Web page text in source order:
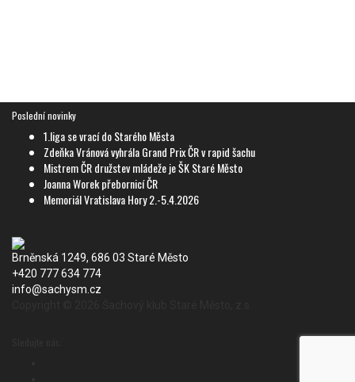
Poslední novinky
1.liga se vrací do Starého Města
Zdeňka Vránová vyhrála Grand Prix ČR v rapid šachu
Mistrem ČR družstev mládeže je ŠK Staré Město
Joanna Worek přebornicí ČR
Memoriál Vratislava Hory 2.-5.4.2026
Brněnská 1249, 686 03 Staré Město
+420 777 634 774
info@sachysm.cz